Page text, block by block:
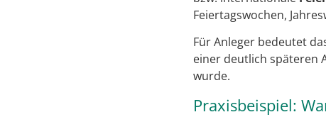
Feiertagswochen,
Für Anleger bedeutet
einer deutlich späteren
wurde.
Praxisbeispiel: